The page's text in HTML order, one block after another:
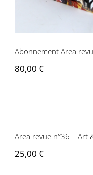
Abonnement Area
80,00 €
Area revue n°36 – Art
25,00 €